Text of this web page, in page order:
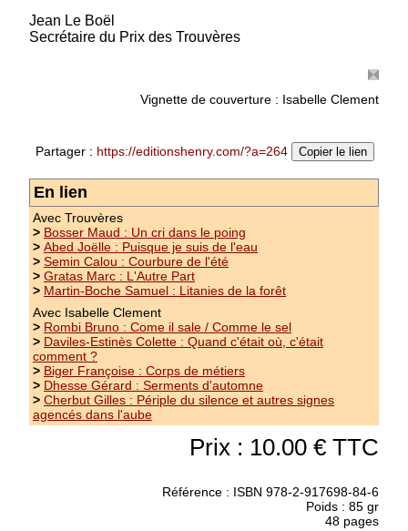
par la réalité
Lefeuvre Bénédicte : Oratorio pour les
collection La Main aux Poètes - Déambulation
Ils viendront au rendez-vous Quel que soit le
Jean Le Boël
Secrétaire du Prix des Trouvères
Vignette de couverture : Isabelle Clement
Partager : https://editionshenry.com/?a=264 Copier le lien
En lien
Avec Trouvères
> Bosser Maud : Un cri dans le poing
> Abed Joëlle : Puisque je suis de l'eau
> Semin Calou : Courbure de l'été
> Gratas Marc : L'Autre Part
> Martin-Boche Samuel : Litanies de la forêt
Avec Isabelle Clement
> Rombi Bruno : Come il sale / Comme le sel
> Daviles-Estinès Colette : Quand c'était où, c'était
comment ?
> Biger Françoise : Corps de métiers
> Dhesse Gérard : Serments d'automne
> Cherbut Gilles : Périple du silence et autres signes
agencés dans l'aube
Prix : 10.00 € TTC
Référence : ISBN 978-2-917698-84-6
Poids : 85 gr
48 pages